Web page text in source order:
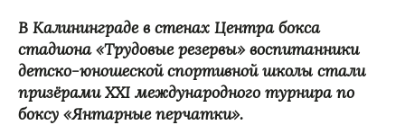
В Калининграде в стенах Центра бокса
стадиона «Трудовые резервы» воспитанники
детско-юношеской спортивной школы стали
призёрами ХХI международного турнира по
боксу «Янтарные перчатки».